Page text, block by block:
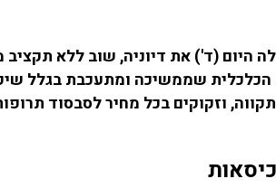
היום (ד') את דיוניה, שוב ללא
שממשיכה ומתעכבת בגלל
וזקוקים בכל מחיר לסבסוד